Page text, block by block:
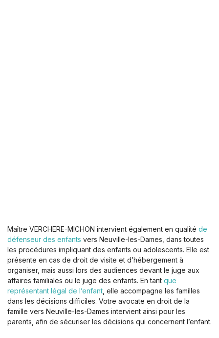
Maître VERCHERE-MICHON intervient également en qualité de
défenseur des enfants vers Neuville-les-Dames, dans toutes
les procédures impliquant des enfants ou adolescents. Elle est
présente en cas de droit de visite et d’hébergement à
organiser, mais aussi lors des audiences devant le juge aux
affaires familiales ou le juge des enfants. En tant que
représentant légal de l’enfant , elle accompagne les familles
dans les décisions difficiles. Votre avocate en droit de la
famille vers Neuville-les-Dames intervient ainsi pour les
parents, afin de sécuriser les décisions qui concernent l’enfant.